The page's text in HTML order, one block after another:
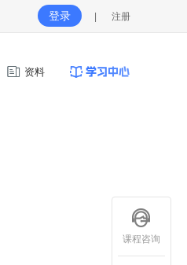
登录 注册
资料
课程咨询